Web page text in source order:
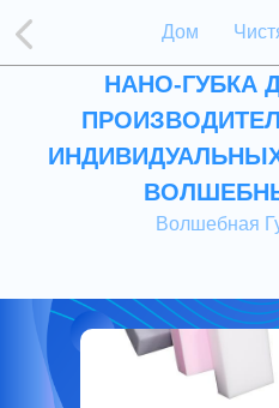
Дом
НАНО-ГУБКА
Волшебная